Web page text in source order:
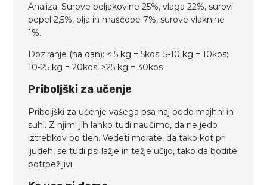
Analiza: Surove beljakovine 25%, vlaga 22%, surovi
pepel 2,5%, olja in maščobe 7%, surove vlaknine
1%.
Doziranje (na dan): < 5 kg = 5kos; 5-10 kg = 10kos;
10-25 kg = 20kos; >25 kg = 30kos
Priboljški za učenje
Priboljški za učenje vašega psa naj bodo majhni in
suhi. Z njimi jih lahko tudi naučimo, da ne jedo
iztrebkov po tleh. Vedeti morate, da tako kot pri
ljudeh, se tudi psi lažje in težje učijo, tako da bodite
potrpežljivi.